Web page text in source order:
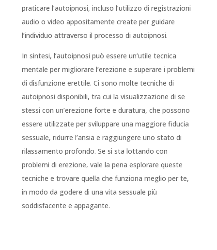
praticare l’autoipnosi, incluso l’utilizzo di registrazioni
audio o video appositamente create per guidare
l’individuo attraverso il processo di autoipnosi.
In sintesi, l’autoipnosi può essere un’utile tecnica
mentale per migliorare l’erezione e superare i problemi
di disfunzione erettile. Ci sono molte tecniche di
autoipnosi disponibili, tra cui la visualizzazione di se
stessi con un’erezione forte e duratura, che possono
essere utilizzate per sviluppare una maggiore fiducia
sessuale, ridurre l’ansia e raggiungere uno stato di
rilassamento profondo. Se si sta lottando con
problemi di erezione, vale la pena esplorare queste
tecniche e trovare quella che funziona meglio per te,
in modo da godere di una vita sessuale più
soddisfacente e appagante.